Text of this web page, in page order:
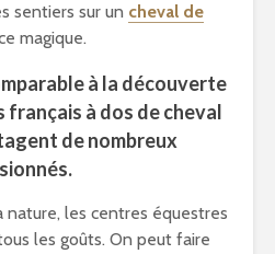
sentiers sur un cheval de
magique.
à la découverte
français à dos decheval
de nombreux
nature, les centres équestres
les goûts. On peut faire